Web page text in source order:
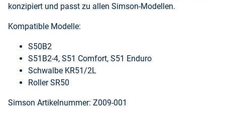
konzipiert und passt zu allen Simson-Modellen.
Kompatible Modelle:
S50B2
S51B2-4, S51 Comfort, S51 Enduro
Schwalbe KR51/2L
Roller SR50
Simson Artikelnummer: Z009-001